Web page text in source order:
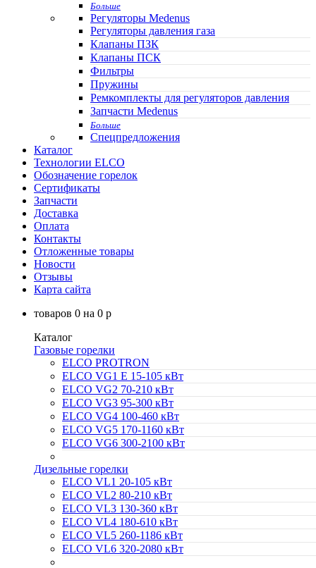
Больше
Регуляторы Medenus
Регуляторы давления газа
Клапаны ПЗК
Клапаны ПСК
Фильтры
Пружины
Ремкомплекты для регуляторов давления
Запчасти Medenus
Больше
Спецпредложения
Каталог
Технологии ELCO
Обозначение горелок
Сертификаты
Запчасти
Доставка
Оплата
Контакты
Отложенные товары
Новости
Отзывы
Карта сайта
товаров 0 на 0 p
Каталог
Газовые горелки
ELCO PROTRON
ELCO VG1 E 15-105 кВт
ELCO VG2 70-210 кВт
ELCO VG3 95-300 кВт
ELCO VG4 100-460 кВт
ELCO VG5 170-1160 кВт
ELCO VG6 300-2100 кВт
Дизельные горелки
ELCO VL1 20-105 кВт
ELCO VL2 80-210 кВт
ELCO VL3 130-360 кВт
ELCO VL4 180-610 кВт
ELCO VL5 260-1186 кВт
ELCO VL6 320-2080 кВт